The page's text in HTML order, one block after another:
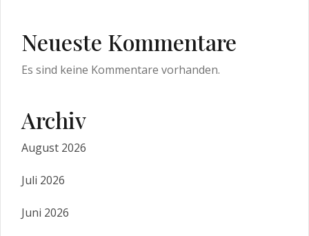
Neueste Kommentare
Es sind keine Kommentare vorhanden.
Archiv
August 2026
Juli 2026
Juni 2026